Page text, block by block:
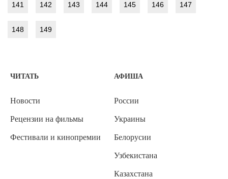
141 142 143 144 145 146 147
148 149
ЧИТАТЬ
Новости
Рецензии на фильмы
Фестивали и кинопремии
АФИША
России
Украины
Белорусии
Узбекистана
Казахстана